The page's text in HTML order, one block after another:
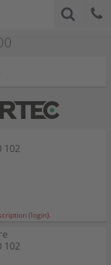
102
(login).
102